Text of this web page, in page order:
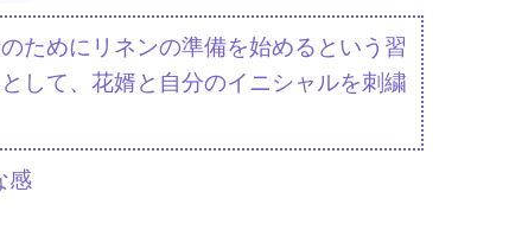
ためにリネンの準備を始めるという習
して、花婿と自分のイニシャルを刺繍
感